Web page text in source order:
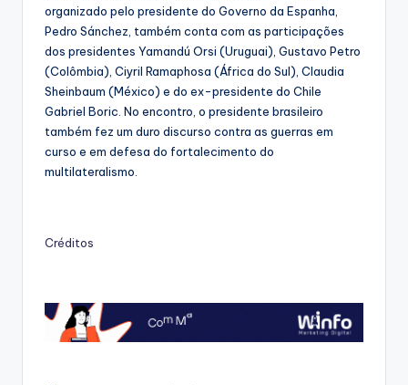
organizado pelo presidente do Governo da Espanha,
Pedro Sánchez, também conta com as participações
dos presidentes Yamandú Orsi (Uruguai), Gustavo Petro
(Colômbia), Ciyril Ramaphosa (África do Sul), Claudia
Sheinbaum (México) e do ex-presidente do Chile
Gabriel Boric. No encontro, o presidente brasileiro
também fez um duro discurso contra as guerras em
curso e em defesa do fortalecimento do
multilateralismo.
Créditos